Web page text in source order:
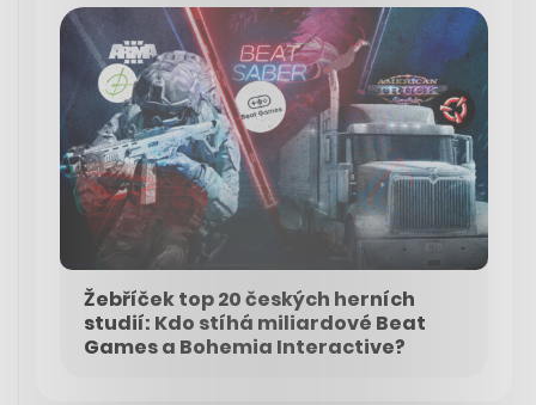
Žebříček top 20 českých herních
studií: Kdo stíhá miliardové Beat
Games a Bohemia Interactive?